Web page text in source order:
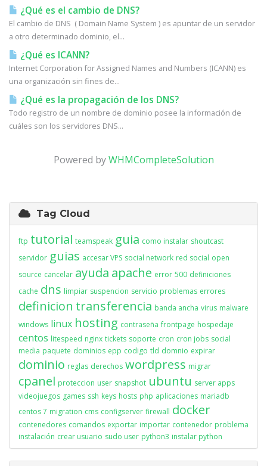
¿Qué es el cambio de DNS?
El cambio de DNS ( Domain Name System ) es apuntar de un servidor
a otro determinado dominio, el...
¿Qué es ICANN?
Internet Corporation for Assigned Names and Numbers (ICANN) es
una organización sin fines de...
¿Qué es la propagación de los DNS?
Todo registro de un nombre de dominio posee la información de
cuáles son los servidores DNS...
Powered byWHMCompleteSolution
Tag Cloud
ftp tutorial teamspeak guia como instalar shoutcast
servidor guias accesar VPS social network red social open
source cancelar ayuda apache error 500 definiciones
cache dns limpiar suspencion servicio problemas errores
definicion transferencia banda ancha virus malware
windows linux hosting contraseña frontpage hospedaje
centos litespeed nginx tickets soporte cron cron jobs social
media paquete dominios epp codigo tld domnio expirar
dominio reglas derechos wordpress migrar
cpanel proteccion user snapshot ubuntu server apps
videojuegos games ssh keys hosts php aplicaciones mariadb
centos 7 migration cms configserver firewall docker
contenedores comandos exportar importar contenedor problema
instalación crear usuario sudo user python3 instalar python